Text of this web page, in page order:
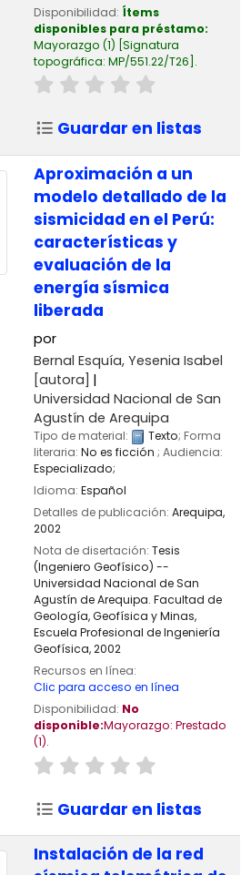
Disponibilidad: Ítems
disponibles para préstamo:
Mayorazgo (1) Signatura
topográfica: MP/551.22/T26 .
Guardar en listas
Aproximación a un
modelo detallado de la
sismicidad en el Perú:
características y
evaluación de la
energía sísmica
liberada
por
Bernal Esquía, Yesenia Isabel
[autora]
Universidad Nacional de San
Agustín de Arequipa
Tipo de material: Texto; Forma
literaria: No es ficción ; Audiencia:
Especializado;
Idioma: Español
Detalles de publicación: Arequipa,
2002
Nota de disertación: Tesis
(Ingeniero Geofísico) --
Universidad Nacional de San
Agustín de Arequipa. Facultad de
Geología, Geofísica y Minas,
Escuela Profesional de Ingeniería
Geofísica, 2002
Recursos en línea:
Clic para acceso en línea
Disponibilidad: No
disponible:Mayorazgo: Prestado
(1).
Guardar en listas
Instalación de la red